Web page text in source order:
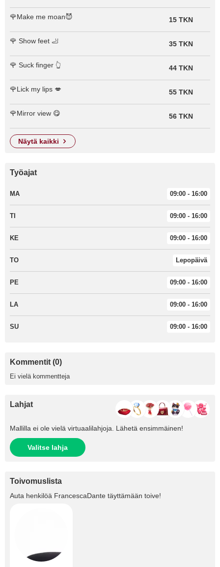
🌹Make me moan😈 15 TKN
🌹 Show feet 🦶 35 TKN
🌹 Suck finger 👆 44 TKN
🌹Lick my lips 💋 55 TKN
🌹Mirror view 😋 56 TKN
näytä kaikki
Työajat
MA 09:00 - 16:00
TI 09:00 - 16:00
KE 09:00 - 16:00
TO Lepopäivä
PE 09:00 - 16:00
LA 09:00 - 16:00
SU 09:00 - 16:00
Kommentit (0)
Ei vielä kommentteja
Lahjat
Mallilla ei ole vielä virtuaalilahjoja. Lähetä ensimmäinen!
Valitse lahja
Toivomuslista
Auta henkilöä FrancescaDante täyttämään toive!